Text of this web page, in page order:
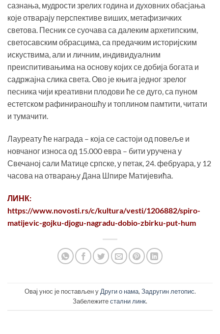
сазнања, мудрости зрелих година и духовних обасјања
које отварају перспективе виших, метафизичких
светова. Песник се суочава са далеким архетипским,
светосавским обрасцима, са предачким историјским
искуствима, али и личним, индивидуалним
преиспитивањима на основу којих се добија богата и
садржајна слика света. Ово је књига једног зрелог
песника чији креативни плодови ће се дуго, са пуном
естетском рафинираношћу и топлином памтити, читати
и тумачити.
Лауреату ће награда – која се састоји од повеље и
новчаног износа од 15.000 евра – бити уручена у
Свечаној сали Матице српске, у петак, 24. фебруара, у 12
часова на отварању Дана Шпире Матијевића.
ЛИНК:
https://www.novosti.rs/c/kultura/vesti/1206882/spiro-
matijevic-gojku-djogu-nagradu-dobio-zbirku-put-hum
Овај унос је постављен у Други о нама, Задругин летопис.
Забележитестални линк.